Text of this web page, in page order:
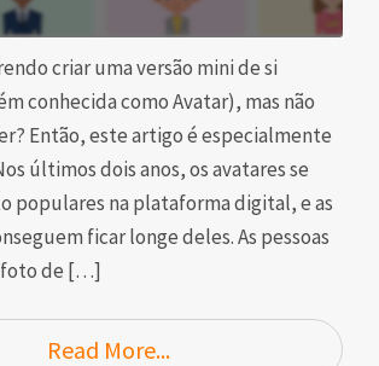
criar uma versão mini de si
conhecida como Avatar), mas não
Então, este artigo é especialmente
últimos dois anos, os avatares se
populares na plataforma digital, e as
ficar longe deles. As pessoas
foto de […]
Read More...